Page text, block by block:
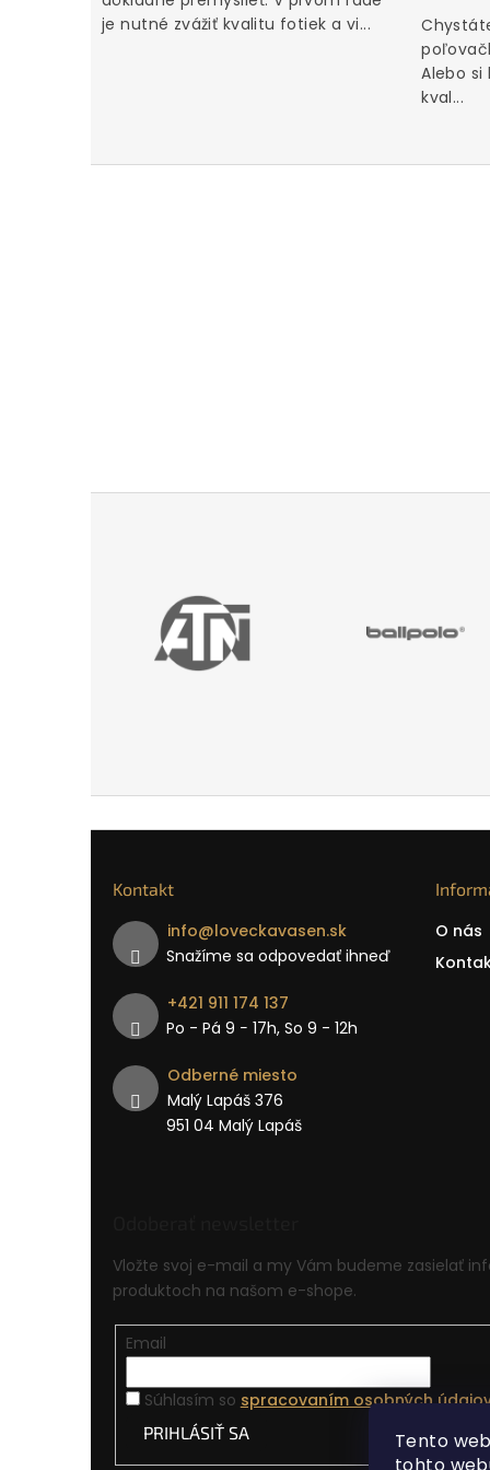
Tento
je nutné zvážiť kvalitu fotiek a vi...
Alebo
kval...
Kontakt
info@loveckavasen.sk
Snažíme sa odpovedať ihneď
+421 911 174 137
Po - Pá 9 − 17h, So 9 - 12h
Odberné miesto
Malý Lapáš 376
951 04 Malý Lapáš
O nás
Vložte svoj e-mail a my Vám budeme zasielať
produktoch na našom e-shope.
Email
Súhlasím so spracovaním osobných
PRIHLÁSIŤ SA